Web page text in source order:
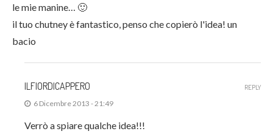
le mie manine… 🙂
il tuo chutney è fantastico, penso che copierò l'idea! un
bacio
ILFIORDICAPPERO
6 Dicembre 2013 - 21:49
Verrò a spiare qualche idea!!!
REPLY